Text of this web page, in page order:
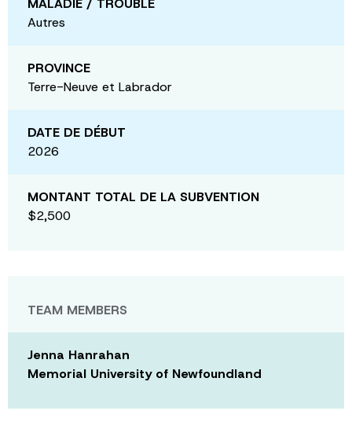
MALADIE / TROUBLE
Autres
PROVINCE
Terre-Neuve et Labrador
DATE DE DÉBUT
2026
MONTANT TOTAL DE LA SUBVENTION
$2,500
TEAM MEMBERS
Jenna Hanrahan
Memorial University of Newfoundland